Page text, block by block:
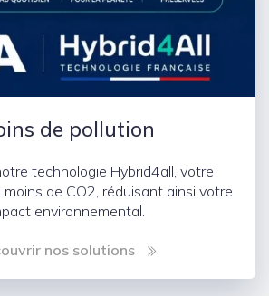
de pollution
technologie Hybrid4all, votre
de CO2, réduisant ainsi votre
environnemental.
nos solutions